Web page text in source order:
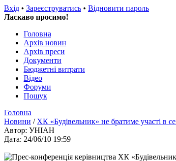
Вхід • Зареєструватись • Відновити пароль
Ласкаво просимо!
Головна
Архів новин
Архів преси
Документи
Бюджетні витрати
Відео
Форуми
Пошук
Головна
Новини / ХК «Будівельник» не братиме участі в
Автор: УНIАН
Дата: 24/06/10 19:59